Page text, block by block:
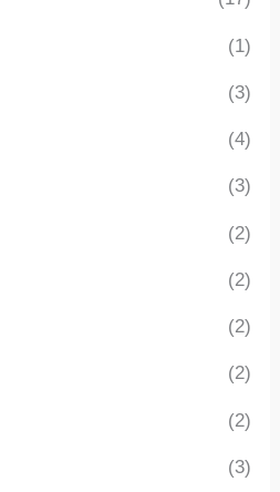
(1)
(3)
(4)
(3)
(2)
(2)
(2)
(2)
(2)
(3)